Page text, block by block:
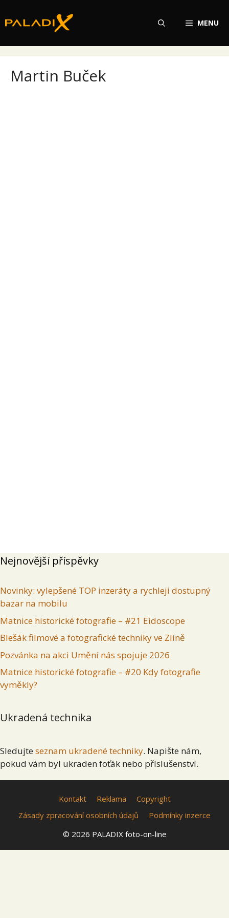
na
MENU
Martin Buček
Nejnovější příspěvky
Novinky: vylepšené TOP inzeráty a rychleji dostupný
bazar na mobilu
Matnice historické fotografie – #21 Eidoscope
Blešák filmové a fotografické techniky ve Zlíně
Pozvánka na akci Umění nás spojuje 2026
Matnice historické fotografie – #20 Kdy fotografie
vyměkly?
Ukradená technika
Sledujte seznam ukradené techniky. Napište nám,
pokud vám byl ukraden foťák nebo příslušenství.
Kontakt Reklama
Copyright
Zásady zpracování osobních údajů
Podmínky inzerce
© 2026 PALADIX foto-on-line